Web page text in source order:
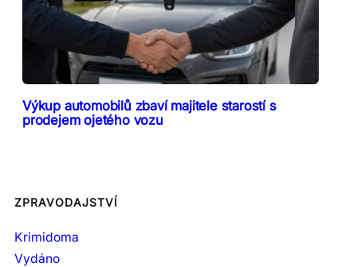
Výkup automobilů zbaví majitele starostí s
prodejem ojetého vozu
ZPRAVODAJSTVÍ
Krimidoma
Vydáno